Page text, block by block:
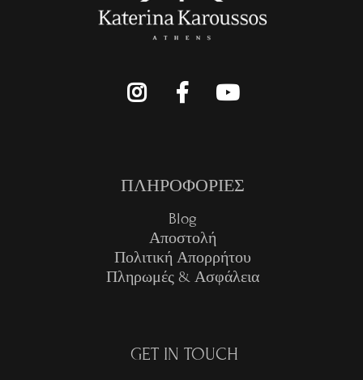
ΠΛΗΡΟΦΟΡΙΕΣ
Blog
Αποστολή
Πολιτική Απορρήτου
Πληρωμές & Ασφάλεια
GET IN TOUCH